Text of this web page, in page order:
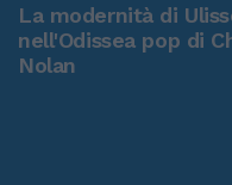
La modernità di
nell'Odissea pop di
Nolan